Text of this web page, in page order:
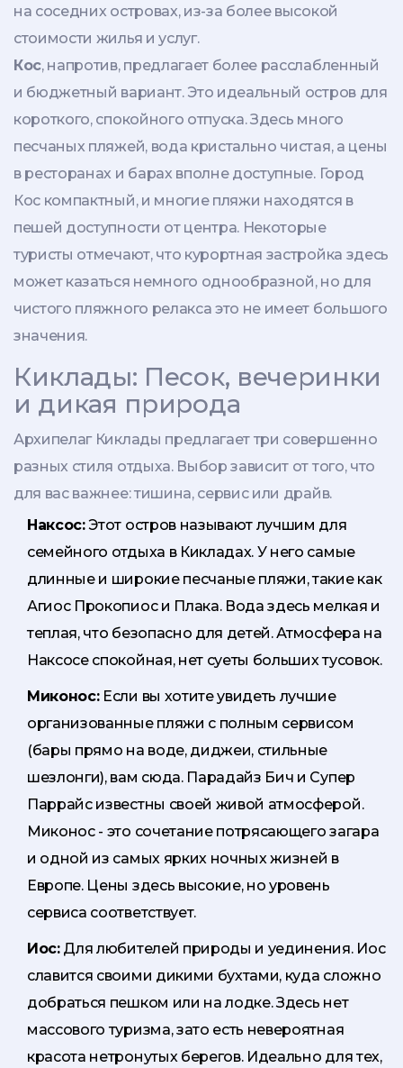
на соседних островах, из-за более высокой
стоимости жилья и услуг.
Кос, напротив, предлагает более расслабленный
и бюджетный вариант. Это идеальный остров для
короткого, спокойного отпуска. Здесь много
песчаных пляжей, вода кристально чистая, а цены
в ресторанах и барах вполне доступные. Город
Кос компактный, и многие пляжи находятся в
пешей доступности от центра. Некоторые
туристы отмечают, что курортная застройка здесь
может казаться немного однообразной, но для
чистого пляжного релакса это не имеет большого
значения.
Киклады: Песок, вечеринки
и дикая природа
Архипелаг Киклады предлагает три совершенно
разных стиля отдыха. Выбор зависит от того, что
для вас важнее: тишина, сервис или драйв.
Наксос:Этот остров называют лучшим для
семейного отдыха в Кикладах. У него самые
длинные и широкие песчаные пляжи, такие как
Агиос Прокопиос и Плака. Вода здесь мелкая и
теплая, что безопасно для детей. Атмосфера на
Наксосе спокойная, нет суеты больших тусовок.
Миконос:Если вы хотите увидеть лучшие
организованные пляжи с полным сервисом
(бары прямо на воде, диджеи, стильные
шезлонги), вам сюда. Парадайз Бич и Супер
Паррайс известны своей живой атмосферой.
Миконос - это сочетание потрясающего загара
и одной из самых ярких ночных жизней в
Европе. Цены здесь высокие, но уровень
сервиса соответствует.
Иос:Для любителей природы и уединения. Иос
славится своими дикими бухтами, куда сложно
добраться пешком или на лодке. Здесь нет
массового туризма, зато есть невероятная
красота нетронутых берегов. Идеально для тех,